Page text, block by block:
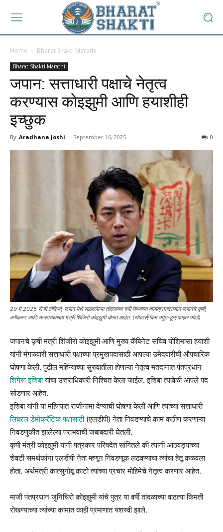
Home Bharat Shakti Marathi
Bharat Shakti Marathi
जपान: सत्ताधारी पक्षाचे नेतृत्व
करण्यास कोइझुमी आणि हयाशीही
इच्छुक
By Aradhana Joshi - September 16, 2025 0
29 मे 2025 रोजी टोकियो, जपान येथे साठवलेल्या तांदळाच्या चवी घेण्याच्या कार्यक्रमादरम्यान जपानचे कृषी,
वनीकरण आणि मत्स्यव्यवसाय मंत्री शिंजिरो कोइझुमी बोलत आहेत. (रॉयटर्स/किम क्युंग-हून/फाइल फोटो)
जपानचे कृषी मंत्री शिंजीरो कोइझुमी आणि मुख्य कॅबिनेट सचिव योशिमासा हयाशी
यांनी मंगळवारी सत्ताधारी पक्षाच्या प्रमुखपदासाठी आपल्या उमेदवारीची औपचारिक
घोषणा केली. पुढील महिन्याच्या सुरुवातीला होणाऱ्या नेतृत्व मतदानात पंतप्रधान
शिगेरू इशिबायांचा उत्तराधिकारी निश्चित केला जाईल. इशिबा त्यावेळी आपले पद
सोडणार आहेत.
इशिबा यांनी या महिन्यात राजीनामा देण्याची घोषणा केली आणि त्यांच्या सत्ताधारी
लिबरल डेमोक्रॅटिक पक्षासाठी(एलडीपी) नेता निवडण्याचे काम कठीण करणाऱ्या
निवडणुकीत झालेल्या पराभवाची जबाबदारी घेतली.
कृषी मंत्री कोइझुमी यांनी पत्रकार परिषदेत सांगितले की त्यांनी आठवड्याच्या
शेवटी समर्थकांना एलडीपी नेता म्हणून निवडणूक लढवण्याचा त्यांचा हेतू कळवला
होता. अर्थमंत्री कात्सुनोबू काटो त्यांच्या प्रचार मोहिमेचे नेतृत्व करणार आहेत.
माजी पंतप्रधान जुनिचिरो कोइझुमी यांचे पुत्र या वर्षी तांदळाच्या वाढत्या किमती
रोखण्याच्या त्यांच्या कामात काही प्रमाणात यशस्वी झाले.